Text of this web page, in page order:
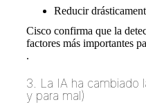
Reducir
Cisco confirma que la
factores más importantes
.
3. La IA ha cambiado
y para mal)